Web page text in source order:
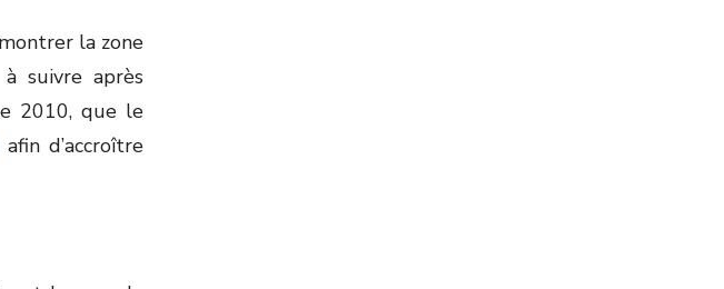
la zone
suivre après
2010, que le
afin d’accroître